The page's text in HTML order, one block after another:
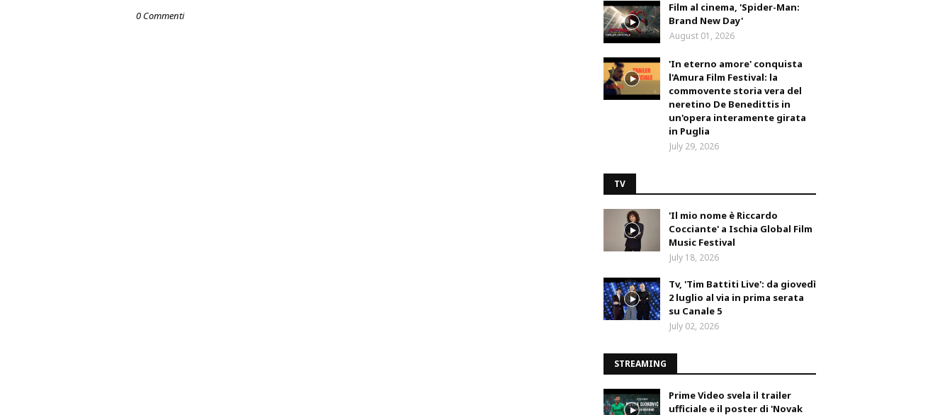
0 Commenti
Film al cinema, 'Spider-Man:
Brand New Day'
August 01, 2026
'In eterno amore' conquista
l'Amura Film Festival: la
commovente storia vera del
neretino De Benedittis in
un'opera interamente girata
in Puglia
July 29, 2026
TV
'Il mio nome è Riccardo
Cocciante' a Ischia Global Film
Music Festival
July 18, 2026
Tv, 'Tim Battiti Live': da giovedì
2 luglio al via in prima serata
su Canale 5
July 02, 2026
STREAMING
Prime Video svela il trailer
ufficiale e il poster di 'Novak